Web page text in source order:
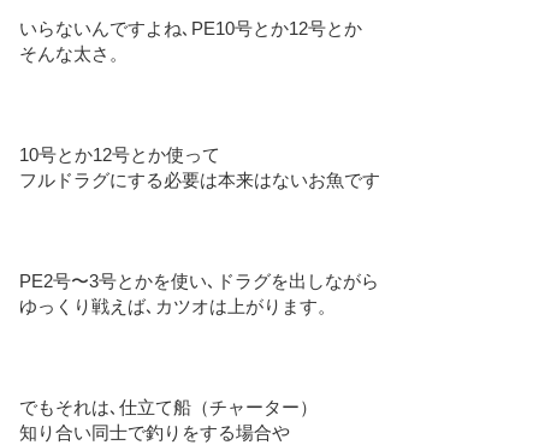
いらないんですよね､PE10号とか12号とか
そんな太さ。
10号とか12号とか使って
フルドラグにする必要は本来はないお魚です
PE2号〜3号とかを使い､ドラグを出しながら
ゆっくり戦えば､カツオは上がります。
でもそれは､仕立て船（チャーター）
知り合い同士で釣りをする場合や